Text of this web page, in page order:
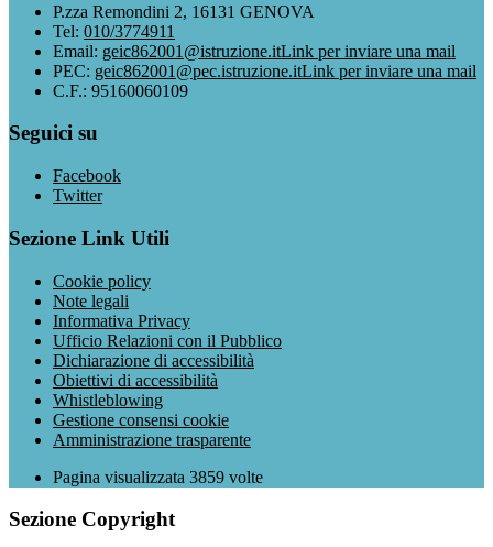
P.zza Remondini 2, 16131 GENOVA
Tel: 010/3774911
Email: geic862001@istruzione.itLink per inviare una mail
PEC: geic862001@pec.istruzione.itLink per inviare una mail
C.F.: 95160060109
Seguici su
Facebook
Twitter
Sezione Link Utili
Cookie policy
Note legali
Informativa Privacy
Ufficio Relazioni con il Pubblico
Dichiarazione di accessibilità
Obiettivi di accessibilità
Whistleblowing
Gestione consensi cookie
Amministrazione trasparente
Pagina visualizzata 3859 volte
Sezione Copyright